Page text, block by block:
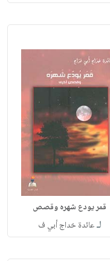
قمر يودع شهره وقصص
لـعائدة خداج أبي ف